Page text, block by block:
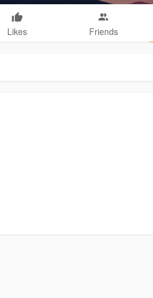
Likes Friends